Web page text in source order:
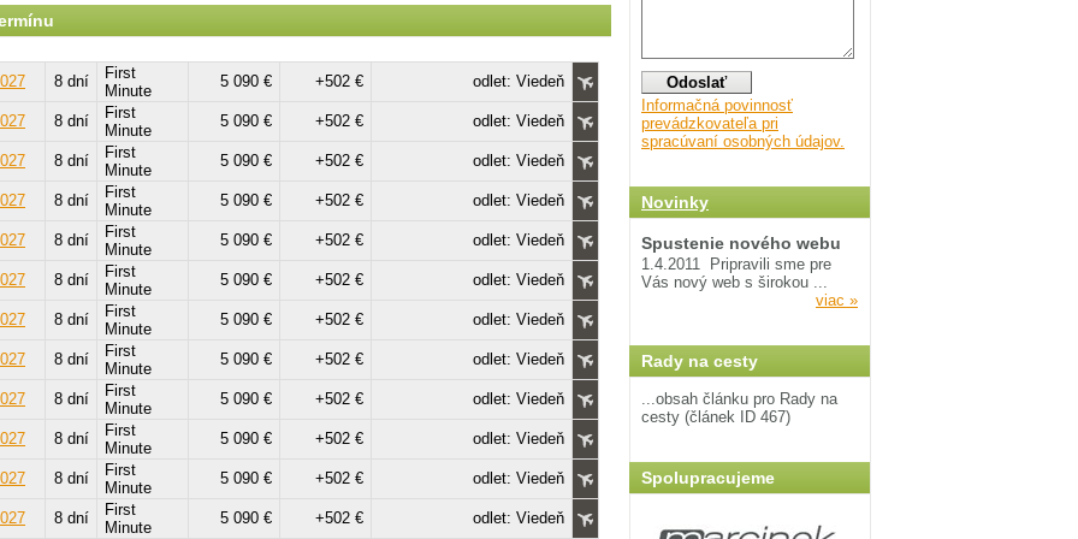
8 dní
First
Minute
5 090 € +502 € odlet: Viedeň
8 dní
First
Minute
5 090 € +502 € odlet: Viedeň
8 dní
First
Minute
5 090 € +502 € odlet: Viedeň
8 dní
First
Minute
5 090 € +502 € odlet: Viedeň
8 dní
First
Minute
5 090 € +502 € odlet: Viedeň
8 dní
First
Minute
5 090 € +502 € odlet: Viedeň
8 dní
First
Minute
5 090 € +502 € odlet: Viedeň
8 dní
First
Minute
5 090 € +502 € odlet: Viedeň
8 dní
First
Minute
5 090 € +502 € odlet: Viedeň
8 dní
First
Minute
5 090 € +502 € odlet: Viedeň
8 dní
First
Minute
5 090 € +502 € odlet: Viedeň
8 dní
First
Minute
5 090 € +502 € odlet: Viedeň
Informačná povinnosť
prevádzkovateľa pri
spracúvaní osobných údajov.
Novinky
Spustenie nového webu
1.4.2011 Pripravili sme pre
Vás nový web s širokou ...
viac »
Rady na cesty
...obsah článku pro Rady na
cesty (článek ID 467)
Spolupracujeme